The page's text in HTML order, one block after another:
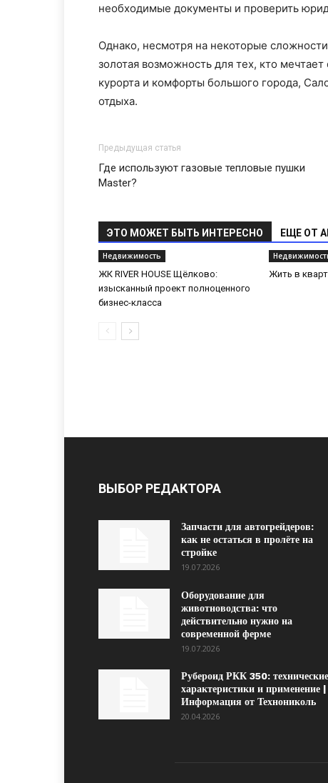
необходимые документы и проверить
Однако, несмотря на некоторые
золотая возможность для тех, кто
курорта и комфорты большого города,
отдыха.
Предыдущая статья
Где используют газовые тепловые пушки
Master?
ЭТО МОЖЕТ БЫТЬ ИНТЕРЕСНО ЕЩЕ ОТ
Недвижимость
ЖК RIVER HOUSE Щёлково:
изысканный проект полноценного
бизнес-класса
Жить в
ВЫБОР РЕДАКТОРА
Запчасти для автогрейдеров:
как не остаться в пролёте на
стройке
19.07.2026
Оборудование для
животноводства: что
действительно нужно на
современной ферме
19.07.2026
Рубероид РКК 350: технические
характеристики и применение |
Информация от Технониколь
20.04.2026